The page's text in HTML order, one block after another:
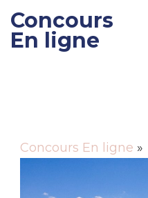
Concours
En ligne
Concours En ligne »